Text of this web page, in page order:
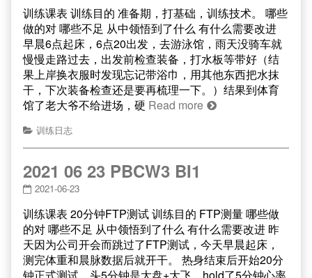
训练课表 训练目的 准备期，打基础，训练技术。 哪些
做的对 哪些不足 从中领悟到了什么 有什么需要改进
早晨6点起床，6点20出发，去游泳馆，雨天没骑车就
慢慢走路过去，出发前检查装备，打水板等带好（结
果上岸换衣服时发现忘记带浴巾，用其他东西把水抹
干，下次装备检查还是要再梳理一下。）结果到体育
馆了老大爷不给进场，硬 Read more
训练日志
2021 06 23 PBCW3 BI1
2021-06-23
训练课表 20分钟FTP测试 训练目的 FTP测量 哪些做
的对 哪些不足 从中领悟到了什么 有什么需要改进 昨
天因为公司开会而跳过了FTP测试，今天早晨起床，
测完体重和晨脉数据后就开干。 热身结束后开始20分